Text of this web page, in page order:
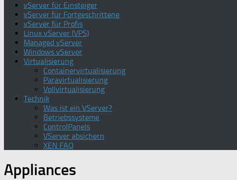
vServer für Einsteiger
vServer für Fortgeschrittene
vServer für Profis
Linux vServer (VPS)
Managed vServer
Windows vServer
Virtualisierung
Containervirtualisierung
Paravirtualisierung
Vollvirtualisierung
Technik
Was ist ein VServer?
Betriebssysteme
ControlPanels
VServer absichern
XEN FAQ
Appliances